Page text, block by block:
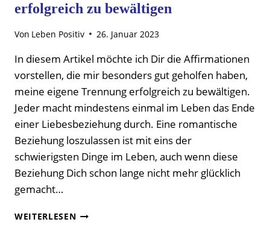
erfolgreich zu bewältigen
Von Leben Positiv 26. Januar 2023
In diesem Artikel möchte ich Dir die Affirmationen
vorstellen, die mir besonders gut geholfen haben,
meine eigene Trennung erfolgreich zu bewältigen.
Jeder macht mindestens einmal im Leben das Ende
einer Liebesbeziehung durch. Eine romantische
Beziehung loszulassen ist mit eins der
schwierigsten Dinge im Leben, auch wenn diese
Beziehung Dich schon lange nicht mehr glücklich
gemacht…
WEITERLESENAFFIRMATIONEN